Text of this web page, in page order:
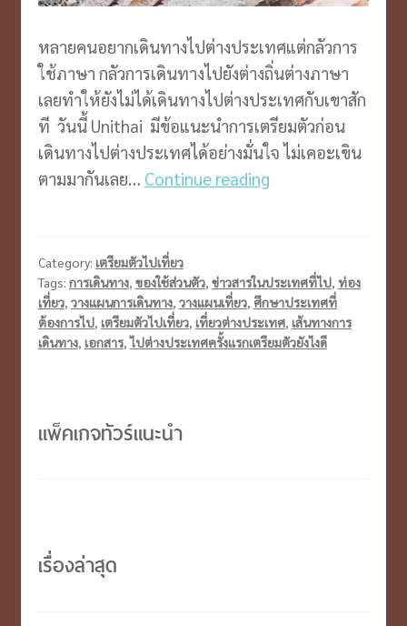
หลายคนอยากเดินทางไปต่างประเทศแต่กลัวการ
ใช้ภาษา กลัวการเดินทางไปยังต่างถิ่นต่างภาษา
เลยทำให้ยังไม่ได้เดินทางไปต่างประเทศกับเขาสัก
ที วันนี้ Unithai มีข้อแนะนำการเตรียมตัวก่อน
เดินทางไปต่างประเทศได้อย่างมั่นใจ ไม่เคอะเขิน
ตามมากันเลย… Continue readingไป
แรก
เตรียม
ตัว
Category: เตรียมตัวไปเที่ยว
Tags: การเดินทาง, ของใช้ส่วนตัว, ข่าวสารในประเทศที่ไป, ท่อง
เที่ยว, วางแผนการเดินทาง, วางแผนเที่ยว, ศึกษาประเทศที่
ต้องการไป, เตรียมตัวไปเที่ยว, เที่ยวต่างประเทศ, เส้นทางการ
เดินทาง, เอกสาร,ไปต่างประเทศครั้งเเรกเตรียมตัวยังไงดี
แพ็คเกจทัวร์แนะนำ
เรื่องล่าสุด